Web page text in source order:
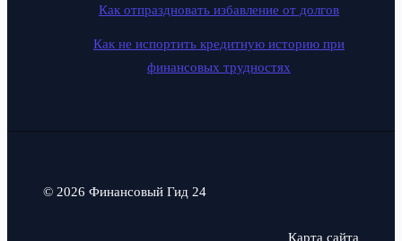
Как отпраздновать избавление от долгов
Как не испортить кредитную историю при
финансовых трудностях
© 2026 Финансовый Гид 24
Карта сайта